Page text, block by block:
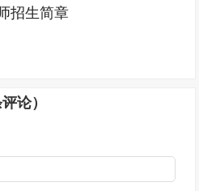
招生简章
论）